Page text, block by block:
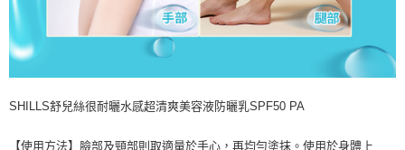
SHILLS舒兒絲很耐曬水感超清爽美容液防曬乳SPF50 PA
【使用方法】臉部及頸部則取適量於手心，再均勻塗抹。使用於身體上